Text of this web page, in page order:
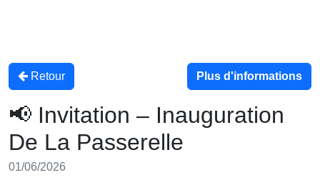
Retour Plus d'informations
📢 Invitation – Inauguration
De La Passerelle
01/06/2026